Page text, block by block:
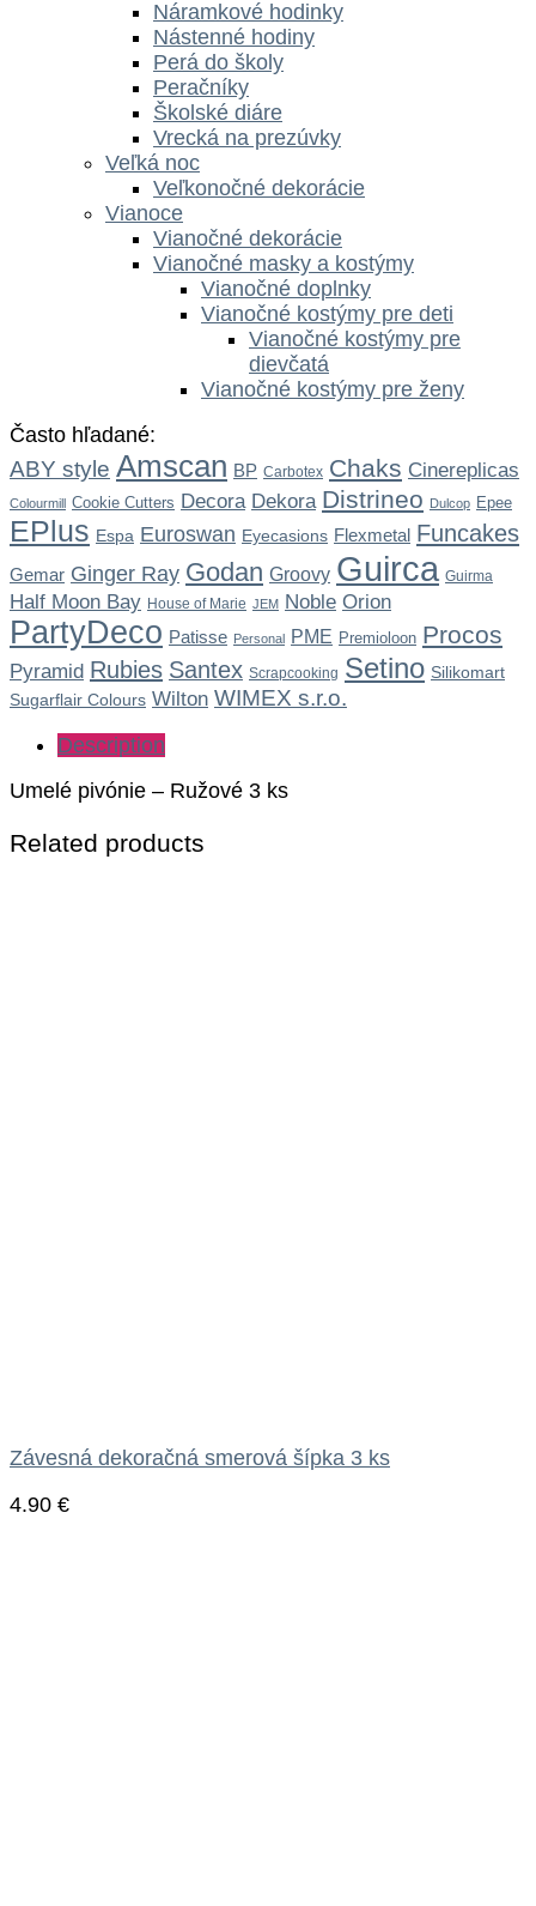
Náramkové hodinky
Nástenné hodiny
Perá do školy
Peračníky
Školské diáre
Vrecká na prezúvky
Veľká noc
Veľkonočné dekorácie
Vianoce
Vianočné dekorácie
Vianočné masky a kostýmy
Vianočné doplnky
Vianočné kostýmy pre deti
Vianočné kostýmy pre
dievčatá
Vianočné kostýmy pre ženy
Často hľadané:
ABY style Amscan BP Carbotex Chaks Cinereplicas
Colourmill Cookie Cutters Decora Dekora Distrineo Dulcop Epee
EPlus Espa Euroswan Eyecasions Flexmetal Funcakes
Gemar Ginger Ray Godan Groovy Guirca Guirma
Half Moon Bay House of Marie JEM Noble Orion
PartyDeco Patisse Personal PME Premioloon Procos
Pyramid Rubies Santex Scrapcooking Setino Silikomart
Sugarflair Colours Wilton WIMEX s.r.o.
Description
Umelé pivónie – Ružové 3 ks
Related products
Závesná dekoračná smerová šípka 3 ks
4.90 €